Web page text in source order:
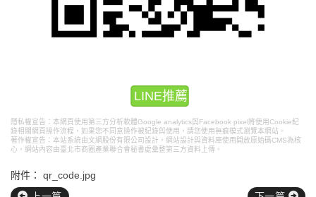
LINE推薦
隱私權宣告：本網頁使用第三方分析軟體Google analytics與Facebook pixel將使用Cookie紀
錄相關網頁操作流程，如果您不同意操作被紀錄與使用，請您使用無痕模式瀏覽本網站。
著作權宣告：本站系統由文網股份有限公司設計， 網站設計與資料庫使用開放原始碼CMS為核
心，網站內容由臺北市商圈產業聯合會秘書處彙整第三方資料上傳。
附件： qr_code.jpg